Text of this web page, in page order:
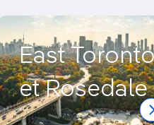
East
et Rosedale